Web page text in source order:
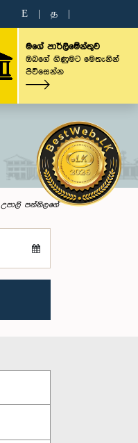
E த
මගේ පාර්ලිමේන්තුව
ඔබගේ ගිණුමට මෙතැනින්
පිවිසෙන්න
උපාලි පන්නිලගේ